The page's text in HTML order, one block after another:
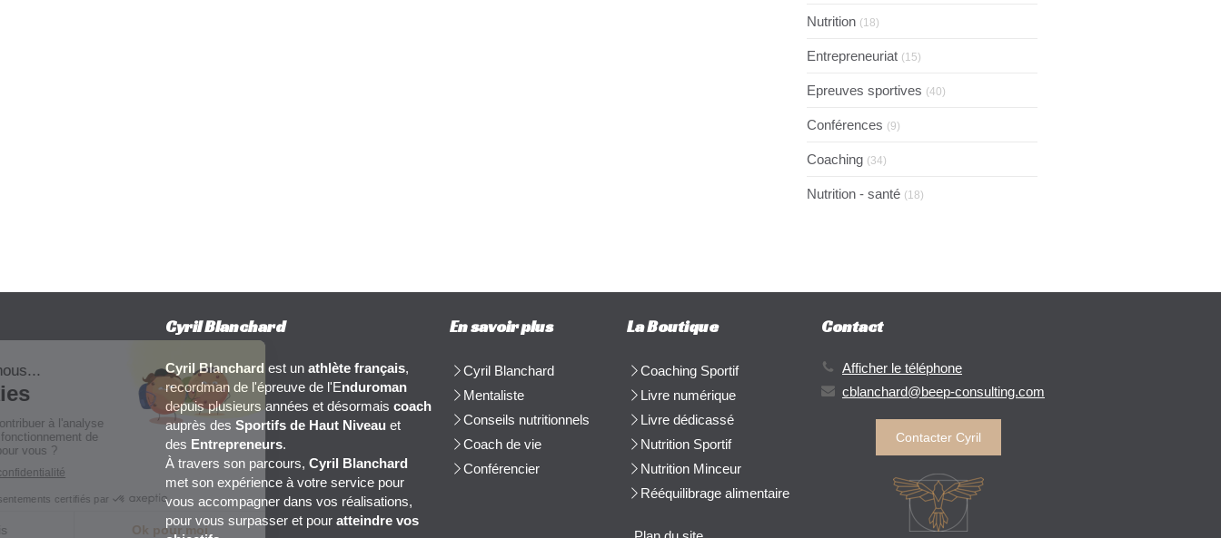
Nutrition (18)
Entrepreneuriat (15)
Epreuves sportives (40)
Conférences (9)
Coaching (34)
Nutrition - santé (18)
Cyril Blanchard
Cyril Blanchard est un athlète français,
recordman de l'épreuve de l'Enduroman
depuis plusieurs années et désormais coach
auprès des Sportifs de Haut Niveau et
des Entrepreneurs.
À travers son parcours, Cyril Blanchard
met son expérience à votre service pour
vous accompagner dans vos réalisations,
pour vous surpasser et pour atteindre vos
En savoir plus
Cyril Blanchard
Mentaliste
Conseils nutritionnels
Coach de vie
Conférencier
La Boutique
Coaching Sportif
Livre numérique
Livre dédicassé
Nutrition Sportif
Nutrition Minceur
Rééquilibrage alimentaire
Contact
Afficher le téléphone
cblanchard@beep-consulting.com
Contacter Cyril